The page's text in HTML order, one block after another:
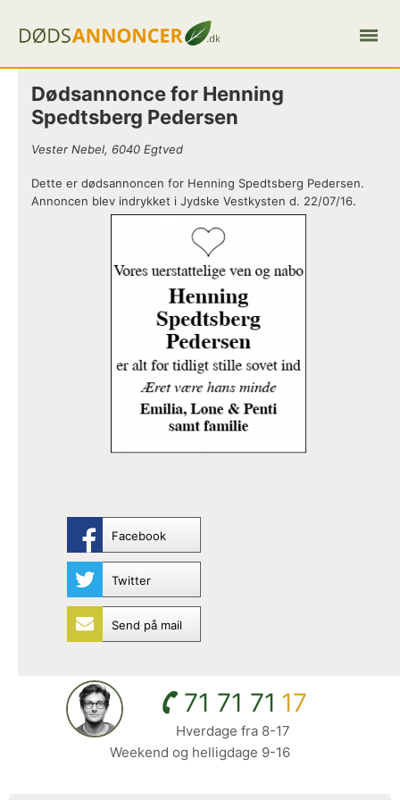
Dødsannonce for Henning
Spedtsberg Pedersen
Vester Nebel, 6040 Egtved
Facebook
Twitter
Send på mail
Dette er dødsannoncen for Henning Spedtsberg Pedersen.
Annoncen blev indrykket i Jydske Vestkysten d. 22/07/16.
71 71 71 17
Hverdage fra 8-17
Weekend og helligdage 9-16